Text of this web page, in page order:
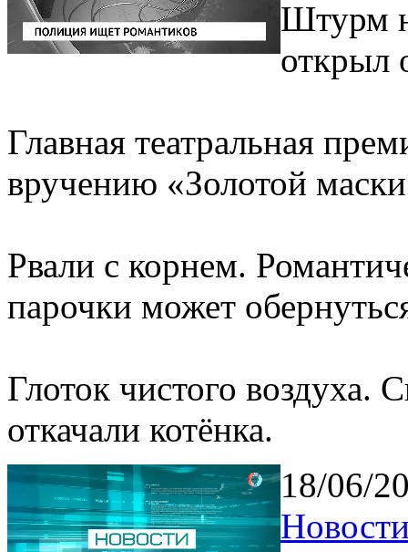
Штурм
открыл
Главная театральная
вручению «Золотой
Рвали с корнем.
парочки может
Глоток чистого воздуха.
откачали котёнка.
18/06/